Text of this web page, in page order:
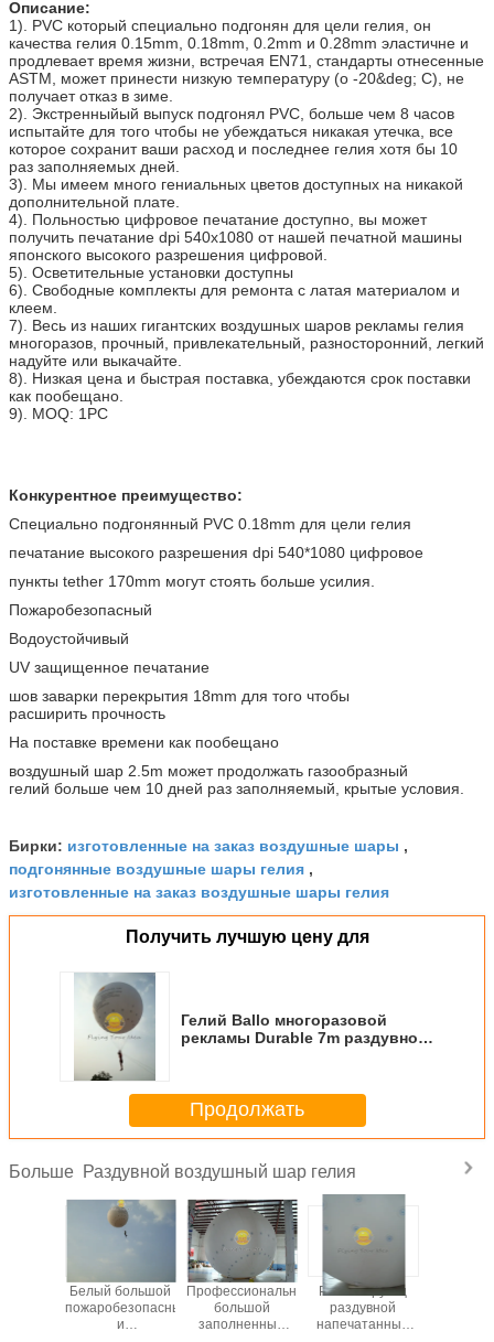
Описание:
1). PVC который специально подгонян для цели гелия, он
качества гелия 0.15mm, 0.18mm, 0.2mm и 0.28mm эластичне и
продлевает время жизни, встречая EN71, стандарты отнесенные
ASTM, может принести низкую температуру (о -20&deg; C), не
получает отказ в зиме.
2). Экстренныйый выпуск подгонял PVC, больше чем 8 часов
испытайте для того чтобы не убеждаться никакая утечка, все
которое сохранит ваши расход и последнее гелия хотя бы 10
раз заполняемых дней.
3). Мы имеем много гениальных цветов доступных на никакой
дополнительной плате.
4). Польностью цифровое печатание доступно, вы может
получить печатание dpi 540x1080 от нашей печатной машины
японского высокого разрешения цифровой.
5). Осветительные установки доступны
6). Свободные комплекты для ремонта с латая материалом и
клеем.
7). Весь из наших гигантских воздушных шаров рекламы гелия
многоразов, прочный, привлекательный, разносторонний, легкий
надуйте или выкачайте.
8). Низкая цена и быстрая поставка, убеждаются срок поставки
как пообещано.
9). MOQ: 1PC
Конкурентное преимущество:
Специально подгонянный PVC 0.18mm для цели гелия
печатание высокого разрешения dpi 540*1080 цифровое
пункты tether 170mm могут стоять больше усилия.
Пожаробезопасный
Водоустойчивый
UV защищенное печатание
шов заварки перекрытия 18mm для того чтобы
расширить прочность
На поставке времени как пообещано
воздушный шар 2.5m может продолжать газообразный
гелий больше чем 10 дней раз заполняемый, крытые условия.
Бирки: изготовленные на заказ воздушные шары ,
подгонянные воздушные шары гелия ,
изготовленные на заказ воздушные шары гелия
Получить лучшую цену для
Гелий Ballo многоразовой
рекламы Durable 7m раздувной
Продолжать
Больше Раздувной воздушный шар гелия
Белый большой
пожаробезопасный
и
Профессиональный
большой
заполненный
Рекламирующ
раздувной
напечатанный